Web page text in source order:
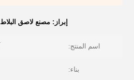
إبراز: مصنع لاصق البلاط
اسم المنتج:
بناء: